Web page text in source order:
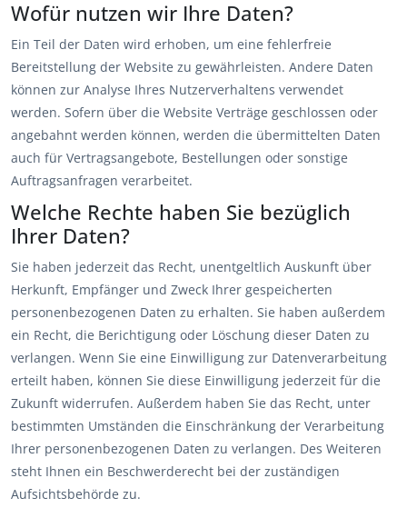
Wofür nutzen wir Ihre Daten?
Ein Teil der Daten wird erhoben, um eine fehlerfreie
Bereitstellung der Website zu gewährleisten. Andere Daten
können zur Analyse Ihres Nutzerverhaltens verwendet
werden. Sofern über die Website Verträge geschlossen oder
angebahnt werden können, werden die übermittelten Daten
auch für Vertragsangebote, Bestellungen oder sonstige
Auftragsanfragen verarbeitet.
Welche Rechte haben Sie bezüglich
Ihrer Daten?
Sie haben jederzeit das Recht, unentgeltlich Auskunft über
Herkunft, Empfänger und Zweck Ihrer gespeicherten
personenbezogenen Daten zu erhalten. Sie haben außerdem
ein Recht, die Berichtigung oder Löschung dieser Daten zu
verlangen. Wenn Sie eine Einwilligung zur Datenverarbeitung
erteilt haben, können Sie diese Einwilligung jederzeit für die
Zukunft widerrufen. Außerdem haben Sie das Recht, unter
bestimmten Umständen die Einschränkung der Verarbeitung
Ihrer personenbezogenen Daten zu verlangen. Des Weiteren
steht Ihnen ein Beschwerderecht bei der zuständigen
Aufsichtsbehörde zu.